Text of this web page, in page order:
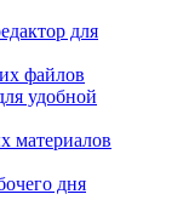
для
файлов
удобной
материалов
дня